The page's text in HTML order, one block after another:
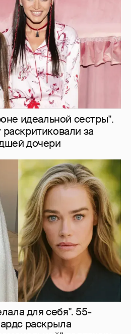
идеальной сестры".
за
дочери
для себя". 55-
раскрыла